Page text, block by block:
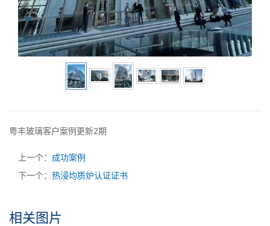
粤丰玻璃客户案例更新2期
上一个： 成功案例
下一个： 热浸均质炉认证证书
相关图片